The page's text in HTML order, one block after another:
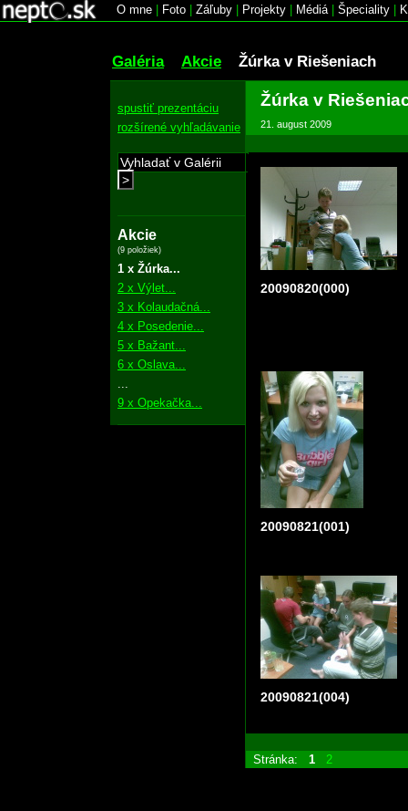
O mne Foto Záľuby Projekty Médiá| Špeciality
Galéria Akcie Žúrka v Riešeniach
spustiť prezentáciu
rozšírené vyhľadávanie
>
Akcie
(9 položiek)
1 x Žúrka...
2 x Výlet...
3 x Kolaudačná...
4 x Posedenie...
5 x Bažant...
6 x Oslava...
9 x Opekačka...
Žúrka v
21. august 2009
20090820(000)
20090821(001)
20090821(004)
Stránka: 1 2